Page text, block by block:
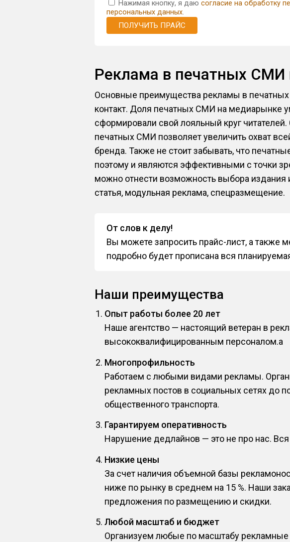
Нажимая кнопку, я даюсогласие на обработку
персональных данных.
ПОЛУЧИТЬ ПРАЙС
Реклама в печатных
Основные преимущества рекламы в
контакт. Доля печатных СМИ на медиарынке
сформировали свой лояльный круг
печатных СМИ позволяет увеличить охват
бренда. Также не стоит забывать, что
поэтому и являются эффективными с точки
можно отнести возможность выбора
статья, модульная реклама, спецразмещение.
От слов к делу!
Вы можете запросить прайс-лист, а также
подробно будет прописана вся
Наши преимущества
Опыт работы более 20 лет
Наше агентство — настоящий ветеран в
высококвалифицированным персоналом.a
Многопрофильность
Работаем с любыми видами рекламы.
рекламных постов в социальных сетях до
общественного транспорта.
Гарантируем оперативность
Нарушение дедлайнов — это не про нас. Вся
Низкие цены
За счет наличия объемной базы
ниже по рынку в среднем на 15 %. Наши
предложения по размещению и скидки.
Любой масштаб и бюджет
Организуем любые по масштабу рекламные